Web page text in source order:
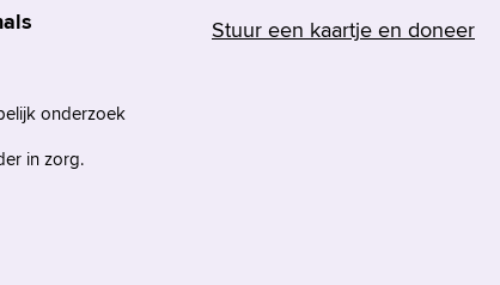
Stuur een kaartje en doneer
onderzoek
in zorg.